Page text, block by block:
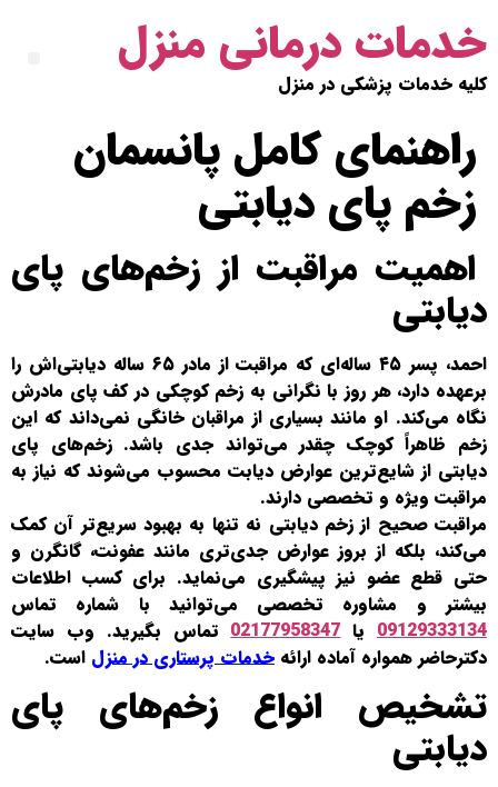
خدمات درمانی منزل
کلیه خدمات پزشکی در منزل
راهنمای کامل پانسمان
زخم پای دیابتی
اهمیت مراقبت از زخم‌های پای
دیابتی
احمد، پسر ۴۵ ساله‌ای که مراقبت از مادر ۶۵ ساله دیابتی‌اش را
برعهده دارد، هر روز با نگرانی به زخم کوچکی در کف پای مادرش
نگاه می‌کند. او مانند بسیاری از مراقبان خانگی نمی‌داند که این
زخم ظاهراً کوچک چقدر می‌تواند جدی باشد. زخم‌های پای
دیابتی از شایع‌ترین عوارض دیابت محسوب می‌شوند که نیاز به
مراقبت ویژه و تخصصی دارند.
مراقبت صحیح از زخم دیابتی نه تنها به بهبود سریع‌تر آن کمک
می‌کند، بلکه از بروز عوارض جدی‌تری مانند عفونت، گانگرن و
حتی قطع عضو نیز پیشگیری می‌نماید. برای کسب اطلاعات
بیشتر و مشاوره تخصصی می‌توانید با شماره تماس
09129333134یا02177958347تماس بگیرید. وب سایت
دکترحاضر همواره آماده ارائه خدمات پرستاری در منزل است.
تشخیص انواع زخم‌های پای
دیابتی